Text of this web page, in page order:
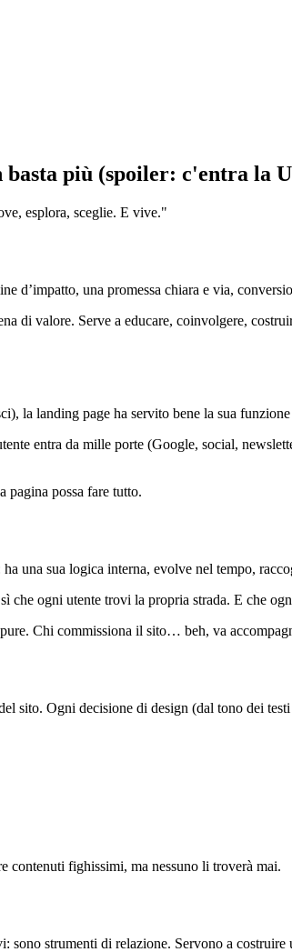
basta più (spoiler: c'entra la
esplora, sceglie. E vive."
d’impatto, una promessa chiara e via,
di valore. Serve a educare, coinvolgere,
la landing page ha servito bene la sua
entra da mille porte (Google, social,
pagina possa fare tutto.
una sua logica interna, evolve nel tempo,
che ogni utente trovi la propria strada. E che
Chi commissiona il sito… beh, va
sito. Ogni decisione di design (dal tono dei
contenuti fighissimi, ma nessuno li troverà mai.
strumenti di relazione. Servono a